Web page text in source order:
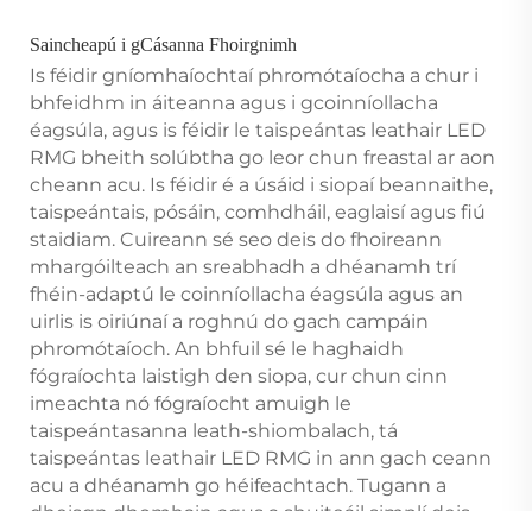
Saincheapú i gCásanna Fhoirgnimh
Is féidir gníomhaíochtaí phromótaíocha a chur i
bhfeidhm in áiteanna agus i gcoinníollacha
éagsúla, agus is féidir le taispeántas leathair LED
RMG bheith solúbtha go leor chun freastal ar aon
cheann acu. Is féidir é a úsáid i siopaí beannaithe,
taispeántais, pósáin, comhdháil, eaglaisí agus fiú
staidiam. Cuireann sé seo deis do fhoireann
mhargóilteach an sreabhadh a dhéanamh trí
fhéin-adaptú le coinníollacha éagsúla agus an
uirlis is oiriúnaí a roghnú do gach campáin
phromótaíoch. An bhfuil sé le haghaidh
fógraíochta laistigh den siopa, cur chun cinn
imeachta nó fógraíocht amuigh le
taispeántasanna leath-shiombalach, tá
taispeántas leathair LED RMG in ann gach ceann
acu a dhéanamh go héifeachtach. Tugann a